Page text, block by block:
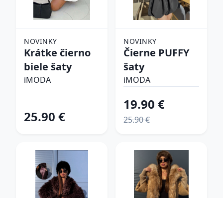
NOVINKY
Krátke čierno
biele šaty
iMODA
25.90 €
NOVINKY
Čierne PUFFY
šaty
iMODA
19.90 €
25.90 €